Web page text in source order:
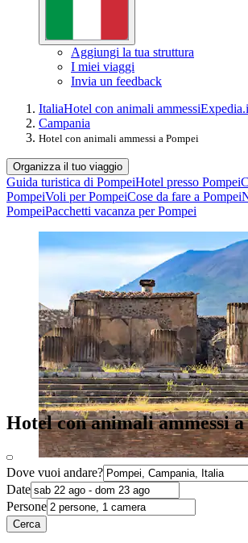
Aggiungi la tua struttura
I miei viaggi
Invia un feedback
ItaliaHotel con animali ammessi
Campania
Hotel con animali ammessi a Pompei
Organizza il tuo viaggio
Guida turistica di PompeiHotel presso Pompei
PompeiVoli per PompeiCose da fare a Pompei
PompeiPacchetti vacanza per Pompei
Hotel con animali ammessi
Dove vuoi andare?
Date
Persone
Cerca